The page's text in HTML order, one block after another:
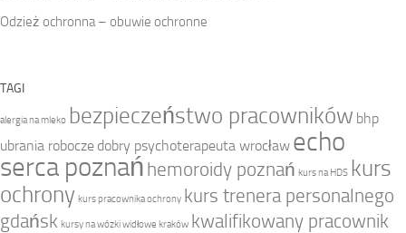
Odzież ochronna – obuwie ochronne
TAGI
alergia na mleko bezpieczeństwo pracowników bhp
ubrania robocze dobry psychoterapeuta wrocław echo
serca poznań hemoroidy poznań kurs na HDS kurs
ochrony kurs pracownika ochrony kurs trenera personalnego
gdańsk kursy na wózki widłowe kraków kwalifikowany pracownik